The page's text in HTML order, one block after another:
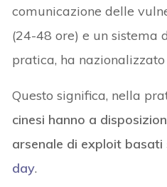
comunicazione delle
(24-48 ore) e un sistema
pratica, ha
Questo significa, nella
cinesi hanno a
arsenale di exploit
day.